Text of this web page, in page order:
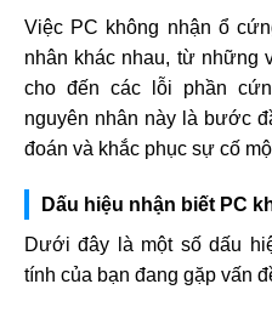
Việc PC không nhận ổ
nhân khác nhau, từ những
cho đến các lỗi phần
nguyên nhân này là bước
đoán và khắc phục sự cố
Dấu hiệu nhận biết PC
Dưới đây là một số dấu
tính của bạn đang gặp vấn